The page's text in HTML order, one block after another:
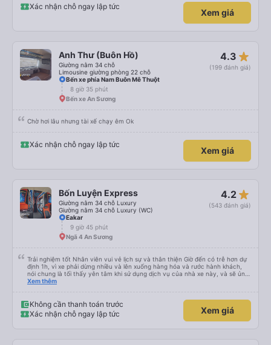
Xác nhận chỗ ngay lập tức
Xem giá
Anh Thư (Buôn Hồ)
Giường nằm 34 chỗ
Limousine giường phòng 22 chỗ
4.3 star_rate
(199 đánh giá)
Bến xe phía Nam Buôn Mê Thuột
8 giờ 35 phút
Bến xe An Sương
Chờ hơi lâu nhưng tài xế chạy êm Ok
Xác nhận chỗ ngay lập tức
Xem giá
Bốn Luyện Express
Giường nằm 34 chỗ Luxury
Giường nằm 34 chỗ Luxury (WC)
4.2 star_rate
(543 đánh giá)
Eakar
9 giờ 45 phút
Ngã 4 An Sương
Trải nghiệm tốt Nhân viên vui vẻ lịch sự và thân thiện Giờ đến có trễ hơn dự
định 1h, vì xe phải dừng nhiều và lên xuống hàng hóa và rước hành khách,
nói chung là tối thấy yên tâm khi sử dụng dịch vụ của nhà xe này, và sẽ ủng
hộ và giới thiệu cho người thân sử dụng dịch vụ của nhà xe này
Xem thêm
Không cần thanh toán trước
Xác nhận chỗ ngay lập tức
Xem giá